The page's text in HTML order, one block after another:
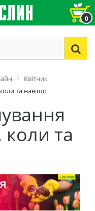
0
Квітник
та навіщо
та